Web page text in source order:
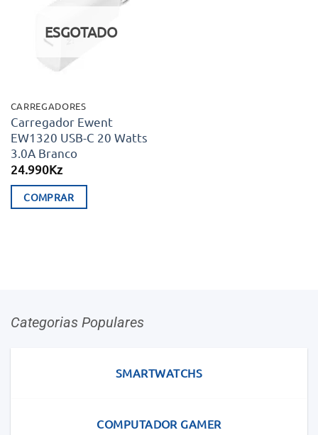
aos meus
ESGOTADO
CARREGADORES
Carregador Ewent
EW1320 USB-C 20 Watts
3.0A Branco
24.990Kz
COMPRAR
Categorias Populares
SMARTWATCHS
COMPUTADOR GAMER